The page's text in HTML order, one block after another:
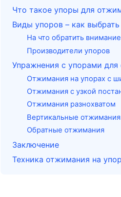
Что такое упоры для
Виды упоров – как выбрать
На что обратить
Производители упоров
Упражнения с упорами
Отжимания на упорах с
Отжимания с узкой
Отжимания разнохватом
Вертикальные отжимания
Обратные отжимания
Заключение
Техника отжимания на